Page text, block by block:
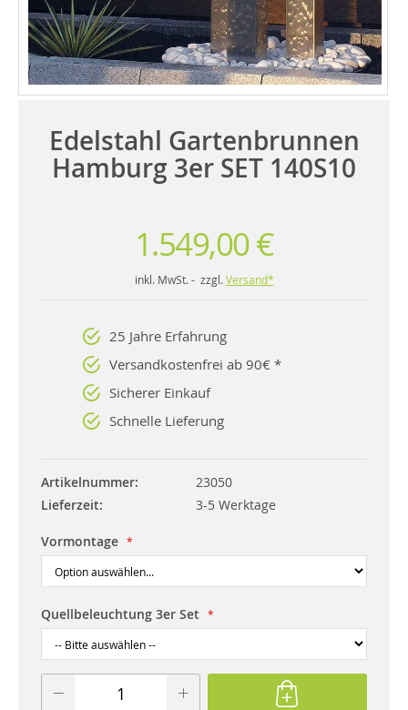
Edelstahl Gartenbrunnen
Hamburg 3er SET 140S10
1.549,00 €
inkl. MwSt. - zzgl. Versand*
25 Jahre Erfahrung
Versandkostenfrei ab 90€ *
Sicherer Einkauf
Schnelle Lieferung
Artikelnummer
23050
Lieferzeit
3-5 Werktage
Vormontage
Quellbeleuchtung 3er Set